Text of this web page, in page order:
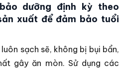
dưỡng định kỳ theo
xuất để đảm bảo tuổi
sạch sẽ, không bị bụi bẩn,
gây ăn mòn. Sử dụng các